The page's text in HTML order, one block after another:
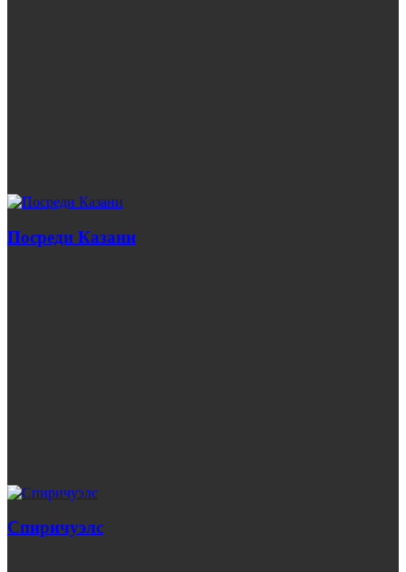
Посреди Казани
Спиричуэлс